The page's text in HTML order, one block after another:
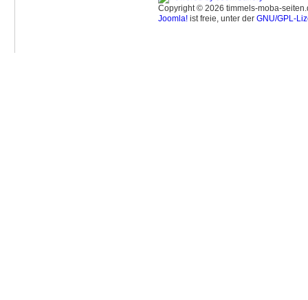
Copyright © 2026 timmels-moba-
Joomla! ist freie, unter der GNU/GPL-